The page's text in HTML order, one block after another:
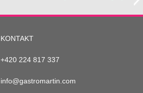
KONTAKT
+420 224 817 337
info@gastromartin.com